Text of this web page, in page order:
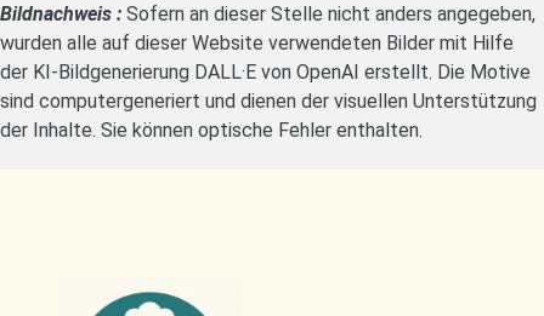
Bildnachweis : Sofern an dieser Stelle nicht anders angegeben,
wurden alle auf dieser Website verwendeten Bilder mit Hilfe
der KI-Bildgenerierung DALL·E von OpenAI erstellt. Die Motive
sind computergeneriert und dienen der visuellen Unterstützung
der Inhalte. Sie können optische Fehler enthalten.